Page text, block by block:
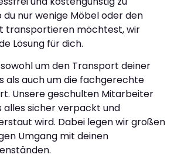
du nur wenige Möbel oder den
transportieren möchtest, wir
Lösung für dich.
um den Transport deiner
als auch um die fachgerechte
Unsere geschulten Mitarbeiter
alles sicher verpackt und
wird. Dabei legen wir großen
Umgang mit deinen